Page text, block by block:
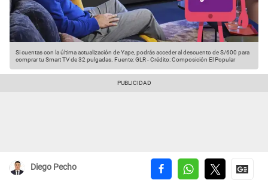
Si cuentas con la última actualización de Yape, podrás acceder al descuento de S/600 para
comprar tu Smart TV de 32 pulgadas. Fuente: GLR-Crédito: Composición El Popular
Diego Pecho